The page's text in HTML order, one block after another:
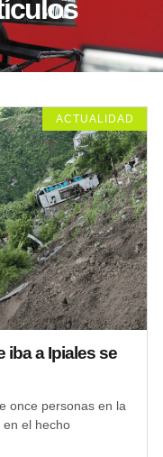
ACTUALIDAD
iba a Ipiales se
once personas en la
en el hecho